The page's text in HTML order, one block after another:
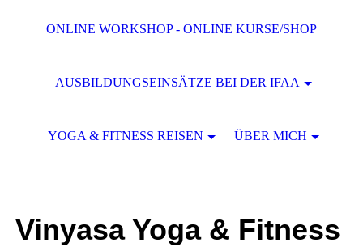
Vinyasa Yoga & Fitness
ONLINE WORKSHOP - ONLINE KURSE/SHOP
AUSBILDUNGSEINSÄTZE BEI DER IFAA
YOGA & FITNESS REISEN ÜBER MICH